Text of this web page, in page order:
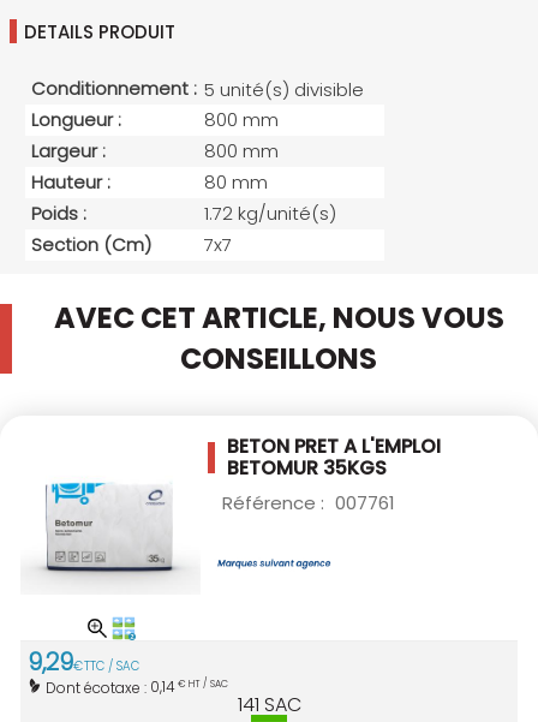
DETAILS PRODUIT
Conditionnement : 5 unité(s) divisible
Longueur :
800 mm
Largeur :
800 mm
Hauteur :
80 mm
Poids :
1.72 kg/unité(s)
Section (cm)
7x7
AVEC CET ARTICLE, NOUS VOUS
CONSEILLONS
BETON PRET A L'EMPLOI
BETOMUR 35KGS
Référence : 007761
9,29€TTC / SAC
Dont écotaxe : 0,14€ HT / SAC
141 SAC